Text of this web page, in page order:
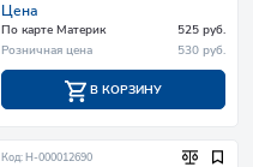
Цена
По карте Материк
525 руб.
Розничная цена
530 руб.
В КОРЗИНУ
Код: Н-000012690